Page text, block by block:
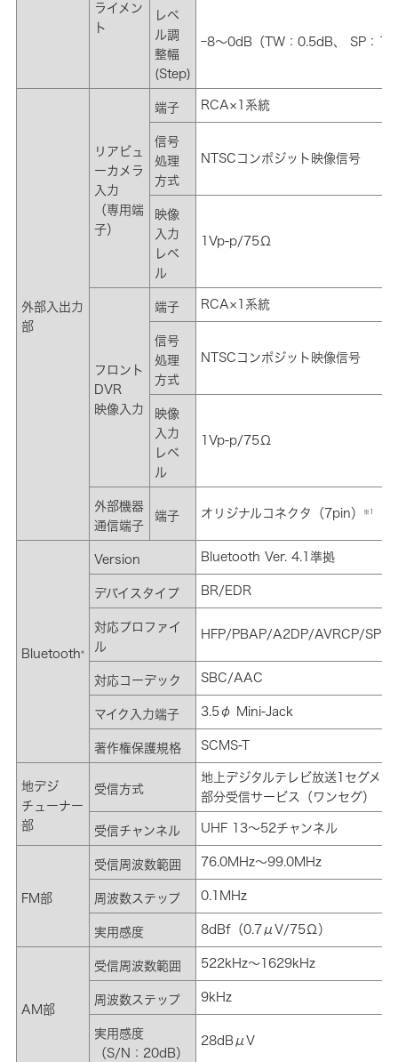
ライメン
ト
レベ
ル調
整幅
(Step)
ｰ8～0dB（TW：0.5dB、 SP：
外部入出力
部
リアビュ
ーカメラ
入力
（専用端
子）
端子 RCA×1系統
信号
処理
方式
NTSCコンポジット映像信号
映像
入力
レベ
ル
1Vp-p/75Ω
フロント
DVR
映像入力
端子 RCA×1系統
信号
処理
方式
NTSCコンポジット映像信号
映像
入力
レベ
ル
1Vp-p/75Ω
外部機器
通信端子
端子 オリジナルコネクタ（7pin） ※1
Bluetooth®
Version Bluetooth Ver. 4.1準拠
デバイスタイプ BR/EDR
対応プロファイ
ル
HFP/PBAP/A2DP/AVRCP/SPP/
対応コーデック SBC/AAC
マイク入力端子 3.5φ Mini-Jack
著作権保護規格 SCMS-T
地デジ
チューナー
部
受信方式
地上デジタルテレビ放送1セグメン
部分受信サービス（ワンセグ）
受信チャンネル UHF 13～52チャンネル
FM部
受信周波数範囲 76.0MHz～99.0MHz
周波数ステップ 0.1MHz
実用感度 8dBf（0.7μV/75Ω）
AM部
受信周波数範囲 522kHz～1629kHz
周波数ステップ 9kHz
実用感度
（S/N：20dB）
28dBμV